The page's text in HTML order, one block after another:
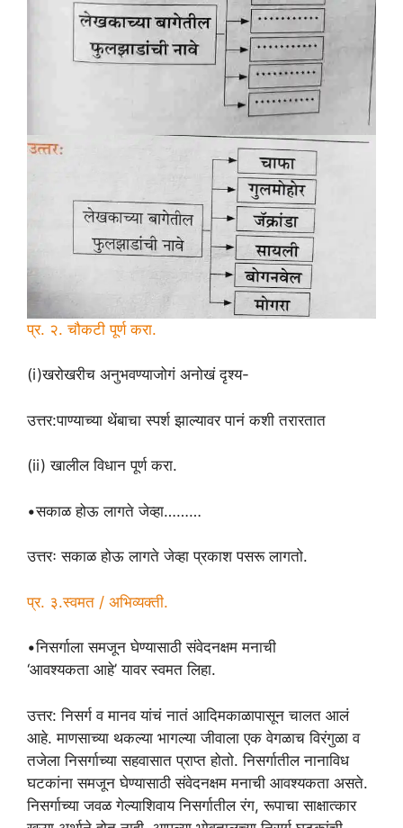
प्र. २. चौकटी पूर्ण करा.
(i)खरोखरीच अनुभवण्याजोगं अनोखं दृश्य-
उत्तर:पाण्याच्या थेंबाचा स्पर्श झाल्यावर पानं कशी तरारतात
(ii) खालील विधान पूर्ण करा.
•सकाळ होऊ लागते जेव्हा………
उत्तरः सकाळ होऊ लागते जेव्हा प्रकाश पसरू लागतो.
प्र. ३.स्वमत / अभिव्यक्ती.
•निसर्गाला समजून घेण्यासाठी संवेदनक्षम मनाची
‘आवश्यकता आहे’ यावर स्वमत लिहा.
उत्तर: निसर्ग व मानव यांचं नातं आदिमकाळापासून चालत आलं
आहे. माणसाच्या थकल्या भागल्या जीवाला एक वेगळाच विरंगुळा व
तजेला निसर्गाच्या सहवासात प्राप्त होतो. निसर्गातील नानाविध
घटकांना समजून घेण्यासाठी संवेदनक्षम मनाची आवश्यकता असते.
निसर्गाच्या जवळ गेल्याशिवाय निसर्गातील रंग, रूपाचा साक्षात्कार